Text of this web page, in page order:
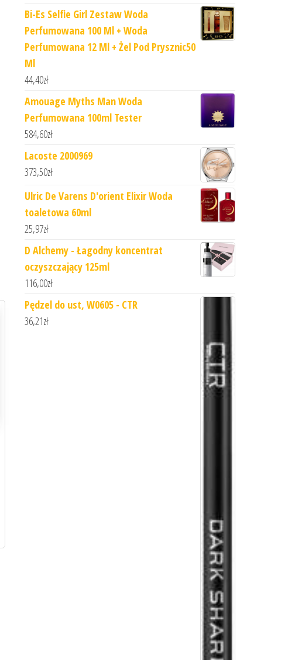
Bi-Es Selfie Girl Zestaw Woda
Perfumowana 100 Ml + Woda
Perfumowana 12 Ml + Żel Pod Prysznic50
Ml
44,40zł
Amouage Myths Man Woda
Perfumowana 100ml Tester
584,60zł
Lacoste 2000969
373,50zł
Ulric De Varens D'orient Elixir Woda
toaletowa 60ml
25,97zł
D Alchemy - Łagodny koncentrat
oczyszczający 125ml
116,00zł
Pędzel do ust, W0605 - CTR
36,21zł